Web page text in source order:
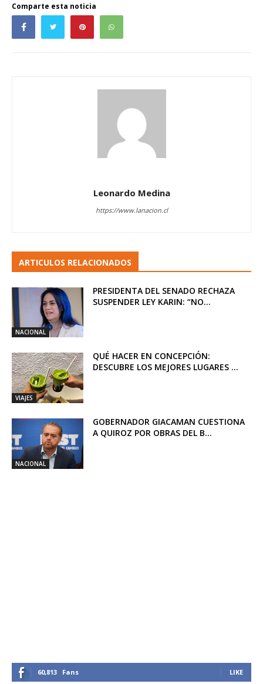
Comparte esta noticia
Leonardo Medina
https://www.lanacion.cl
ARTICULOS RELACIONADOS
NACIONAL
PRESIDENTA DEL SENADO RECHAZA
SUSPENDER LEY KARIN: “NO...
VIAJES
QUÉ HACER EN CONCEPCIÓN:
DESCUBRE LOS MEJORES LUGARES ...
NACIONAL
GOBERNADOR GIACAMAN CUESTIONA
A QUIROZ POR OBRAS DEL B...
60,813 Fans LIKE